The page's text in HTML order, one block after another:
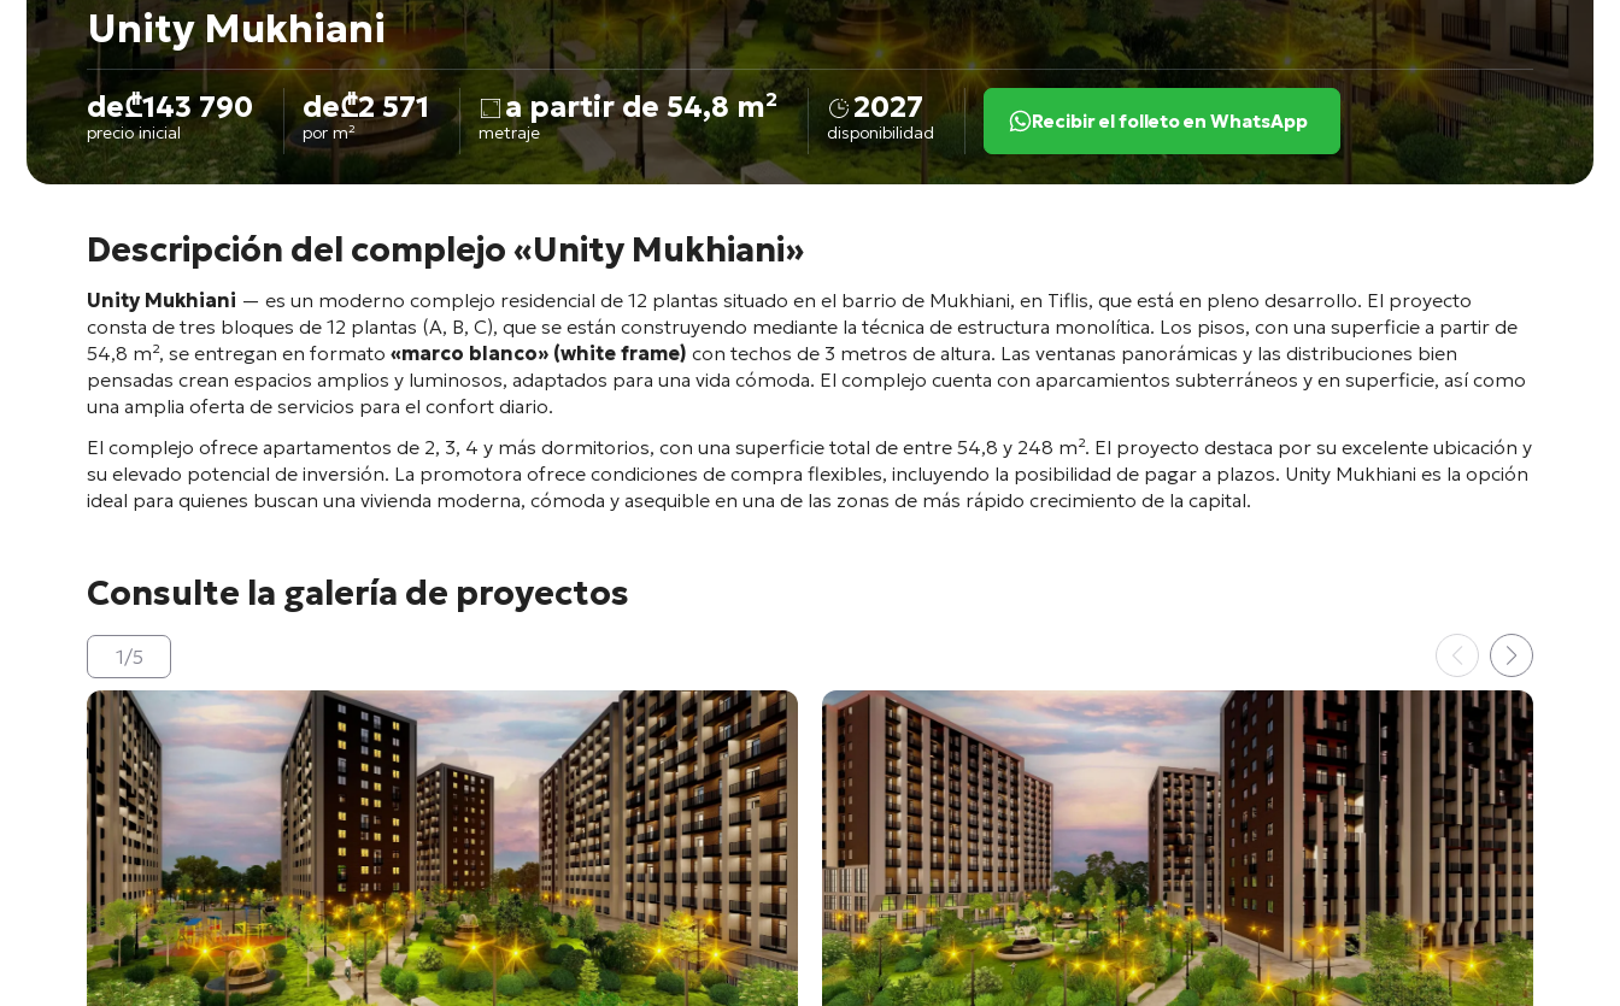
Unity Mukhiani
de₾143 790
precio inicial
de₾2 571
por m²
a partir de 54,8 m²
metraje
2027
disponibilidad Recibir el folleto en WhatsApp
Descripción del complejo «Unity Mukhiani»
Unity Mukhiani — es un moderno complejo residencial de 12 plantas situado en el barrio de Mukhiani, en Tiflis, que está en pleno desarrollo. El proyecto
consta de tres bloques de 12 plantas (A, B, C), que se están construyendo mediante la técnica de estructura monolítica. Los pisos, con una superficie a partir de
54,8 m², se entregan en formato «marco blanco» (white frame) con techos de 3 metros de altura. Las ventanas panorámicas y las distribuciones bien
pensadas crean espacios amplios y luminosos, adaptados para una vida cómoda. El complejo cuenta con aparcamientos subterráneos y en superficie, así como
una amplia oferta de servicios para el confort diario.
El complejo ofrece apartamentos de 2, 3, 4 y más dormitorios, con una superficie total de entre 54,8 y 248 m². El proyecto destaca por su excelente ubicación y
su elevado potencial de inversión. La promotora ofrece condiciones de compra flexibles, incluyendo la posibilidad de pagar a plazos. Unity Mukhiani es la opción
ideal para quienes buscan una vivienda moderna, cómoda y asequible en una de las zonas de más rápido crecimiento de la capital.
Consulte la galería de proyectos
1/5